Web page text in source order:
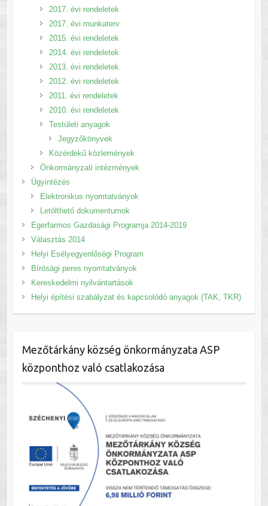
2017. évi rendeletek
2017. évi munkaterv
2015. évi rendeletek
2014. évi rendeletek
2013. évi rendeletek
2012. évi rendeletek
2011. évi rendeletek
2010. évi rendeletek
Testületi anyagok
Jegyzőkönyvek
Közérdekű közlemények
Önkormányzati intézmények
Ügyintézés
Elektronikus nyomtatványok
Letölthető dokumentumok
Egerfarmos Gazdasági Programja 2014-2019
Választás 2014
Helyi Esélyegyenlőségi Program
Bírósági peres nyomtatványok
Kereskedelmi nyilvántartások
Helyi építési szabályzat és kapcsolódó anyagok (TAK, TKR)
Mezőtárkány község önkormányzata ASP
központhoz való csatlakozása